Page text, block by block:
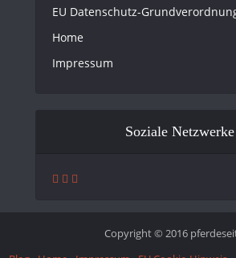
EU Datenschutz-
Home
Impressum
Soziale Netzwerke
Copyright © 2016